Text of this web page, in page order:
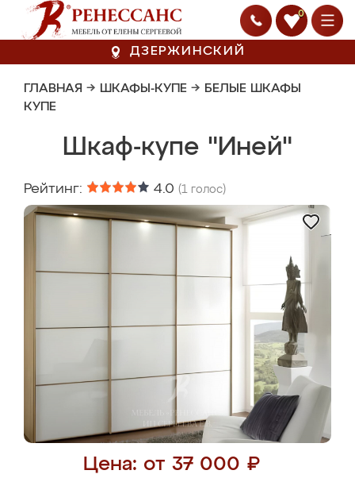
0
ДЗЕРЖИНСКИЙ
ГЛАВНАЯ → ШКАФЫ-КУПЕ → БЕЛЫЕ ШКАФЫ
КУПЕ
Шкаф-купе "Иней"
Рейтинг: 4.0 (1 голос)
Цена: от 37 000 ₽